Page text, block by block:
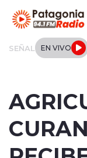
SEÑAL EN VIVO